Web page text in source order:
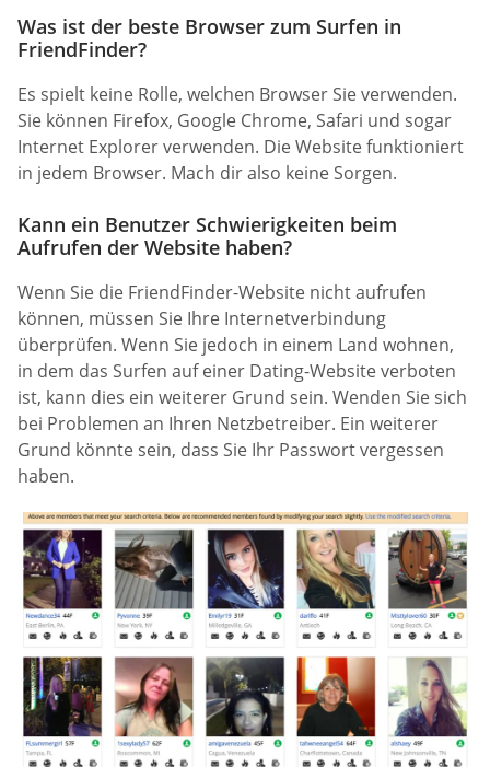
Was ist der beste Browser zum Surfen in
FriendFinder?
Es spielt keine Rolle, welchen Browser Sie verwenden.
Sie können Firefox, Google Chrome, Safari und sogar
Internet Explorer verwenden. Die Website funktioniert
in jedem Browser. Mach dir also keine Sorgen.
Kann ein Benutzer Schwierigkeiten beim
Aufrufen der Website haben?
Wenn Sie die FriendFinder-Website nicht aufrufen
können, müssen Sie Ihre Internetverbindung
überprüfen. Wenn Sie jedoch in einem Land wohnen,
in dem das Surfen auf einer Dating-Website verboten
ist, kann dies ein weiterer Grund sein. Wenden Sie sich
bei Problemen an Ihren Netzbetreiber. Ein weiterer
Grund könnte sein, dass Sie Ihr Passwort vergessen
haben.